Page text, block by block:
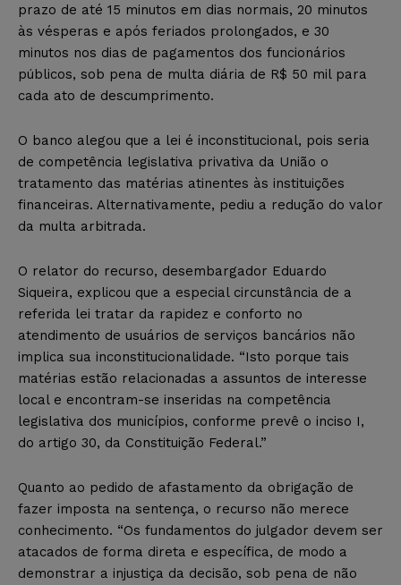
prazo de até 15 minutos em dias normais, 20 minutos
às vésperas e após feriados prolongados, e 30
minutos nos dias de pagamentos dos funcionários
públicos, sob pena de multa diária de R$ 50 mil para
cada ato de descumprimento.
O banco alegou que a lei é inconstitucional, pois seria
de competência legislativa privativa da União o
tratamento das matérias atinentes às instituições
financeiras. Alternativamente, pediu a redução do valor
da multa arbitrada.
O relator do recurso, desembargador Eduardo
Siqueira, explicou que a especial circunstância de a
referida lei tratar da rapidez e conforto no
atendimento de usuários de serviços bancários não
implica sua inconstitucionalidade. “Isto porque tais
matérias estão relacionadas a assuntos de interesse
local e encontram-se inseridas na competência
legislativa dos municípios, conforme prevê o inciso I,
do artigo 30, da Constituição Federal.”
Quanto ao pedido de afastamento da obrigação de
fazer imposta na sentença, o recurso não merece
conhecimento. “Os fundamentos do julgador devem ser
atacados de forma direta e específica, de modo a
demonstrar a injustiça da decisão, sob pena de não